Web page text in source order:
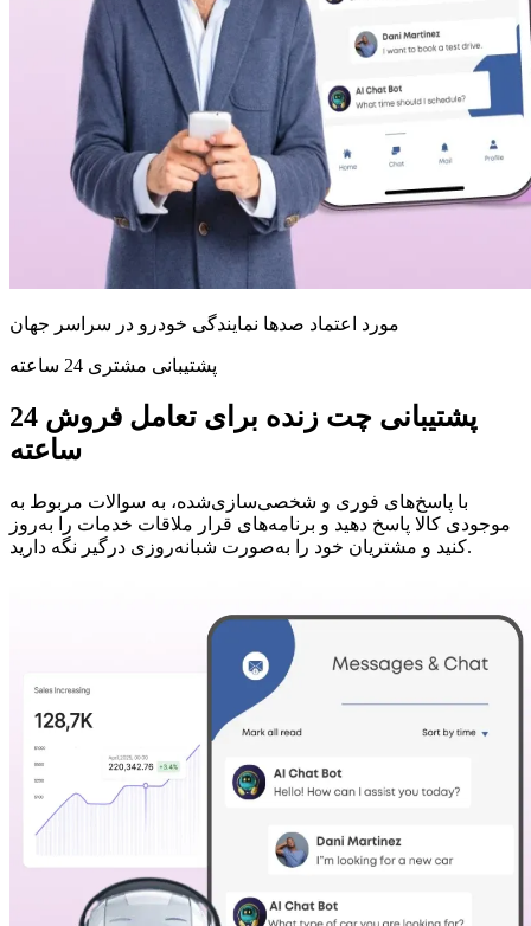
مورد اعتماد صدها نمایندگی خودرو در سراسر جهان
پشتیبانی مشتری 24 ساعته
پشتیبانی چت زنده برای تعامل فروش 24
ساعته
با پاسخ‌های فوری و شخصی‌سازی‌شده، به سوالات مربوط به
موجودی کالا پاسخ دهید و برنامه‌های قرار ملاقات خدمات را به‌روز
کنید و مشتریان خود را به‌صورت شبانه‌روزی درگیر نگه دارید.